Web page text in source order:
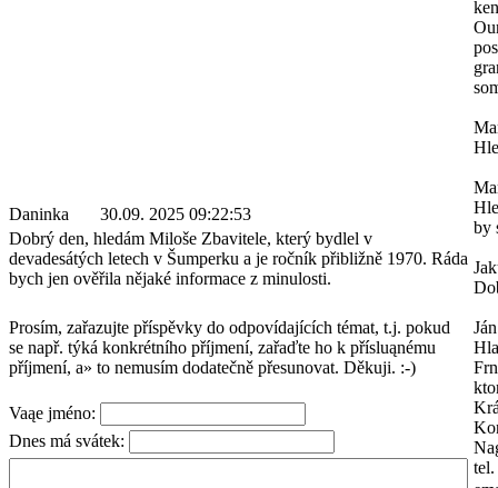
Daninka
30.09. 2025 09:22:53
Dobrý den, hledám Miloše Zbavitele, který bydlel v
devadesátých letech v Šumperku a je ročník přibližně 1970. Ráda
bych jen ověřila nějaké informace z minulosti.
Prosím, zařazujte příspěvky do odpovídajících témat, t.j. pokud
se např. týká konkrétního příjmení, zařaďte ho k přísluąnému
příjmení, a» to nemusím dodatečně přesunovat. Děkuji. :-)
Vaąe jméno:
Dnes má svátek:
by
Ján